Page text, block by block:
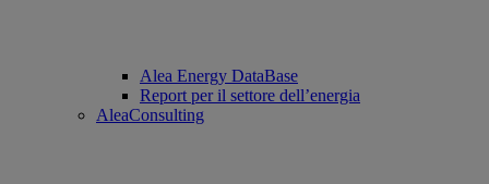
Alea Energy DataBase
Report per il settore dell’energia
AleaConsulting